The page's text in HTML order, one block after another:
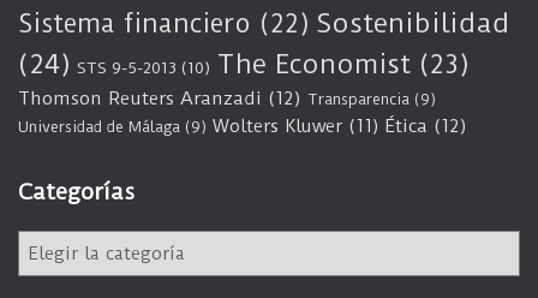
Sistema financiero (22) Sostenibilidad
(24) STS 9-5-2013 (10) The Economist (23)
Thomson Reuters Aranzadi (12) Transparencia (9)
Universidad de Málaga (9) Wolters Kluwer (11) Ética (12)
Categorías